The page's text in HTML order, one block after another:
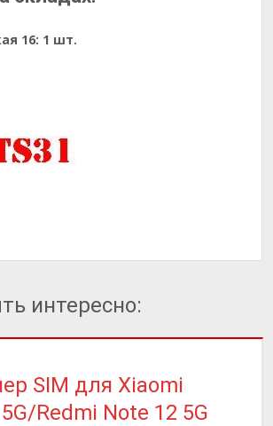
16: 1 шт.
интересно:
SIM для Xiaomi
Redmi Note 12 5G